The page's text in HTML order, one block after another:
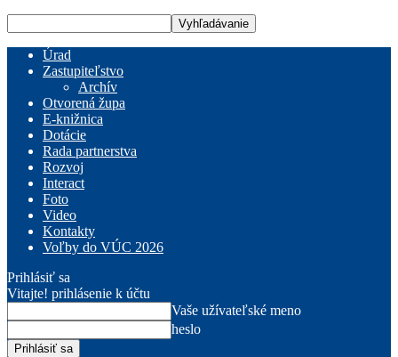
Úrad
Zastupiteľstvo
Archív
Otvorená župa
E-knižnica
Dotácie
Rada partnerstva
Rozvoj
Interact
Foto
Video
Kontakty
Voľby do VÚC 2026
Prihlásiť sa
Vitajte! prihlásenie k účtu
Vaše užívateľské meno
heslo